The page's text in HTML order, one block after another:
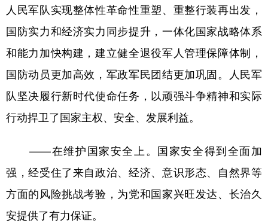
人民军队实现整体性革命性重塑、重整行装再出发，
国防实力和经济实力同步提升，一体化国家战略体系
和能力加快构建，建立健全退役军人管理保障体制，
国防动员更加高效，军政军民团结更加巩固。人民军
队坚决履行新时代使命任务，以顽强斗争精神和实际
行动捍卫了国家主权、安全、发展利益。
——在维护国家安全上。国家安全得到全面加
强，经受住了来自政治、经济、意识形态、自然界等
方面的风险挑战考验，为党和国家兴旺发达、长治久
安提供了有力保证。